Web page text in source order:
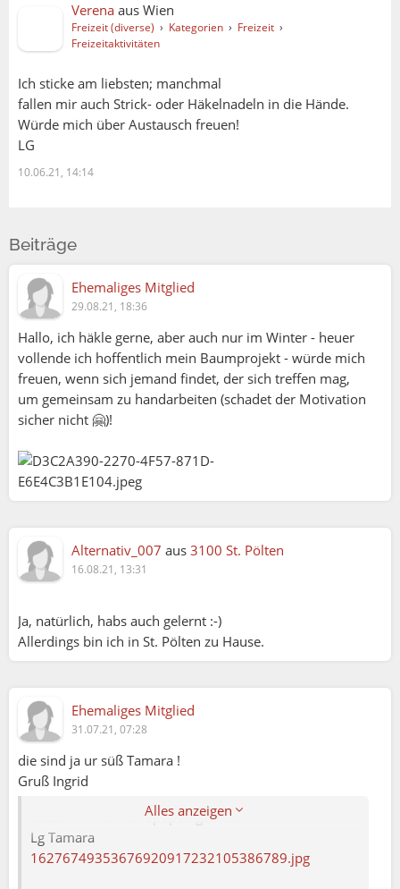
Verena aus Wien
Freizeit (diverse) › Kategorien › Freizeit ›
Freizeitaktivitäten
Ich sticke am liebsten; manchmal
fallen mir auch Strick- oder Häkelnadeln in die Hände.
Würde mich über Austausch freuen!
LG
10.06.21, 14:14
Beiträge
Ehemaliges Mitglied
29.08.21, 18:36
Hallo, ich häkle gerne, aber auch nur im Winter - heuer
vollende ich hoffentlich mein Baumprojekt - würde mich
freuen, wenn sich jemand findet, der sich treffen mag,
um gemeinsam zu handarbeiten (schadet der Motivation
sicher nicht 🤗)!
Alternativ_007 aus 3100 St. Pölten
16.08.21, 13:31
Ja, natürlich, habs auch gelernt :-)
Allerdings bin ich in St. Pölten zu Hause.
Ehemaliges Mitglied
31.07.21, 07:28
die sind ja ur süß Tamara !
Gruß Ingrid
Alles anzeigen
Tamara (30.07.2021 21:57):
Ja ich 😁🤚
Hallo Verena, also ich Häckle und Nähe gerne, aber
nur im Winter im Sommer hab ich gar keine Zeit
dafür, und Anleitungen brauch ich auch nicht beim
letzten Winter Handpupen gemacht.
Lg Tamara
16276749353676920917232105386789.jpg